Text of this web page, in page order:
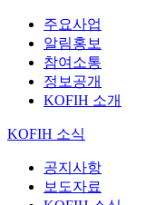
주요사업
알림홍보
참여소통
정보공개
KOFIH 소개
KOFIH 소식
공지사항
보도자료